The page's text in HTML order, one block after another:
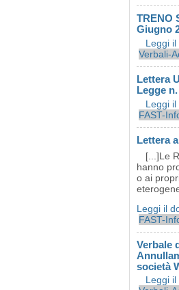
TRENO
Giugno
Leggi
Verbali-
Lettera
Legge
Leggi
FAST-
Lettera
[...]Le
hanno
o ai
Leggi il
FAST-
Verbale
società
Leggi